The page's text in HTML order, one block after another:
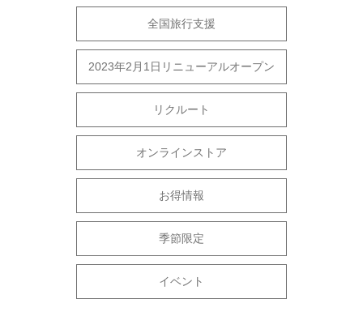
全国旅行支援
2023年2月1日リニューアルオープン
リクルート
オンラインストア
お得情報
季節限定
イベント